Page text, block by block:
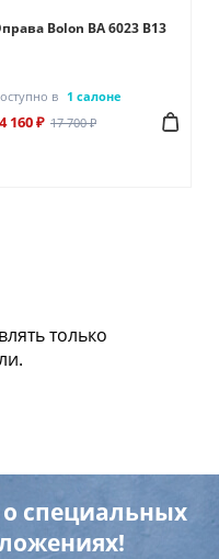
Bolon BA 6023 B13
в 1 салоне
160 ₽ 17 700 ₽
только
специальных